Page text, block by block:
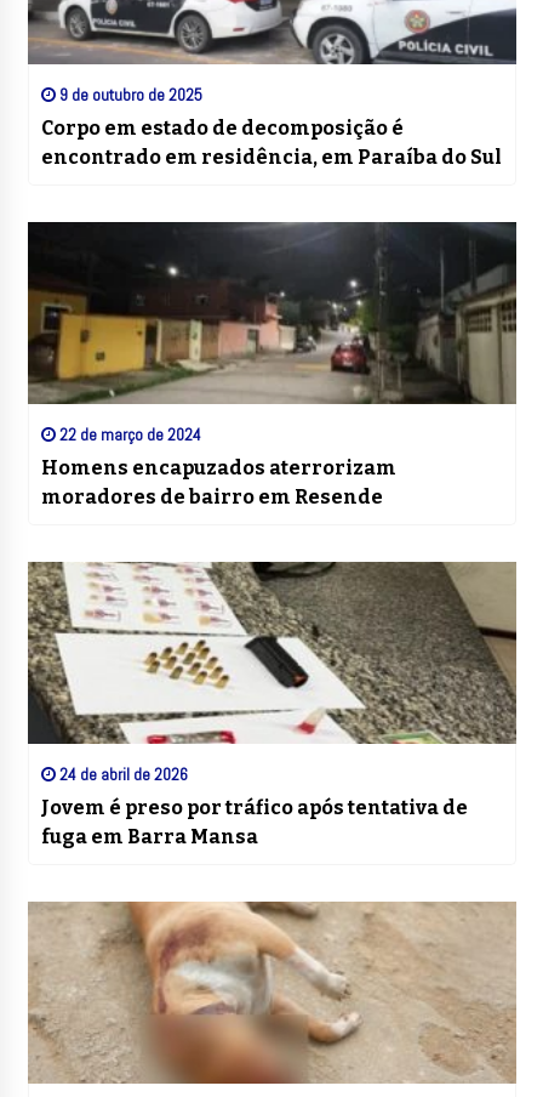
9 de outubro de 2025
Corpo em estado de decomposição é
encontrado em residência, em Paraíba do Sul
22 de março de 2024
Homens encapuzados aterrorizam
moradores de bairro em Resende
24 de abril de 2026
Jovem é preso por tráfico após tentativa de
fuga em Barra Mansa